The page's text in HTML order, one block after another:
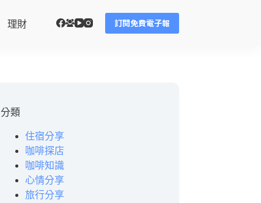
理財 訂閱免費電子報
分類
住宿分享
咖啡探店
咖啡知識
心情分享
旅行分享